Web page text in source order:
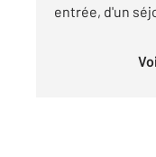
entrée, d'un